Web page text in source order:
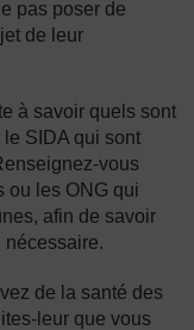
pas poser de
de leur
à savoir quels sont
SIDA qui sont
vous
ou les ONG qui
afin de savoir
nécessaire.
de la santé des
leur que vous